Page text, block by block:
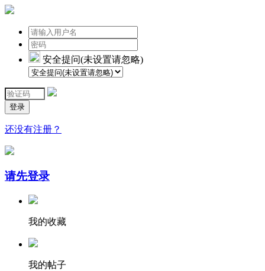
安全提问(未设置请忽略)
登录
还没有注册？
请先登录
我的收藏
我的帖子